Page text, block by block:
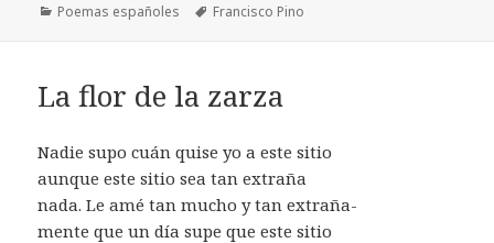
Categorías
Poemas españoles Etiquetas
Francisco Pino
La flor de la zarza
Nadie supo cuán quise yo a este sitio
aunque este sitio sea tan extraña
nada. Le amé tan mucho y tan extraña-
mente que un día supe que este sitio